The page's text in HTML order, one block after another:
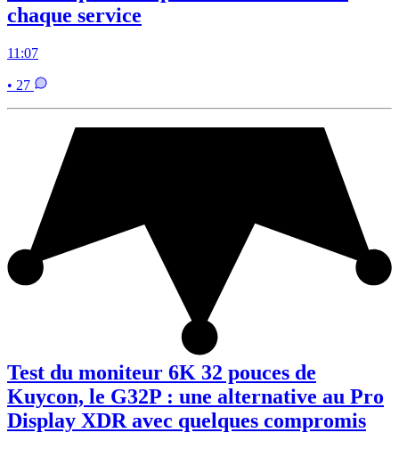
chaque service
11:07
• 27
Test du moniteur 6K 32 pouces de
Kuycon, le G32P : une alternative au Pro
Display XDR avec quelques compromis